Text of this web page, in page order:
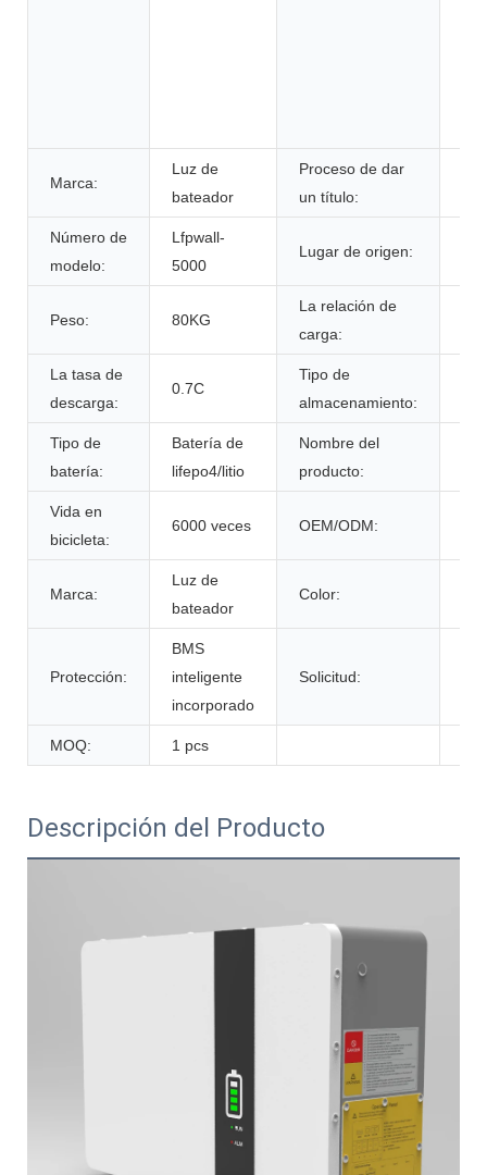
Marca:
Luz de
bateador
Proceso de dar
un título:
Número de
modelo:
Lfpwall-
5000
Lugar de origen:
Peso: 80KG
La relación de
carga:
La tasa de
descarga:
0.7C
Tipo de
almacenamiento:
Tipo de
batería:
Batería de
lifepo4/litio
Nombre del
producto:
Vida en
bicicleta:
6000 veces OEM/ODM:
Marca:
Luz de
bateador
Color:
Protección:
BMS
inteligente
incorporado
Solicitud:
MOQ: 1 pcs
Descripción del Producto